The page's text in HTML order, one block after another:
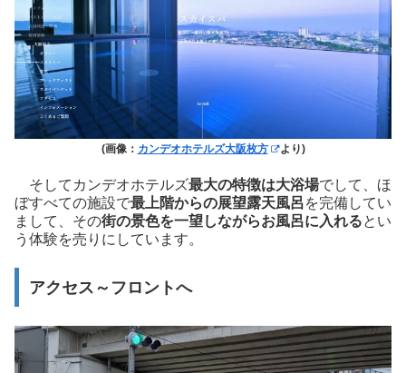
(画像： カンデオホテルズ大阪枚方 より)
そしてカンデオホテルズ最大の特徴は大浴場でして、ほ
ぼすべての施設で最上階からの展望露天風呂を完備してい
まして、その街の景色を一望しながらお風呂に入れるとい
う体験を売りにしています。
アクセス～フロントへ